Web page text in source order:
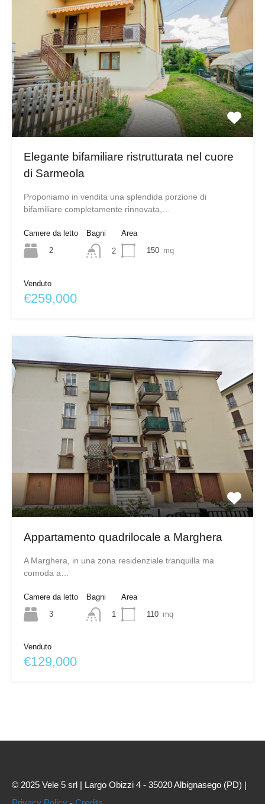
Elegante bifamiliare ristrutturata nel cuore
di Sarmeola
Proponiamo in vendita una splendida porzione di
bifamiliare completamente rinnovata,…
Camere da letto
2
Bagni
2
Area
150 mq
Venduto
€259,000
Appartamento quadrilocale a Marghera
A Marghera, in una zona residenziale tranquilla ma
comoda a…
Camere da letto
3
Bagni
1
Area
110 mq
Venduto
€129,000
© 2025 Vele 5 srl | Largo Obizzi 4 - 35020 Albignasego (PD) |